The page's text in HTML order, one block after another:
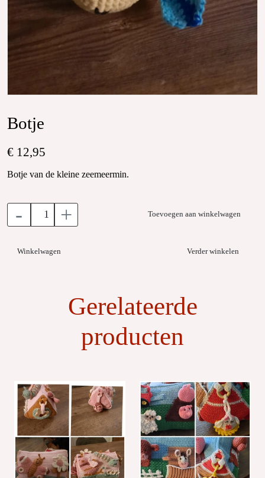
Botje
€ 12,95
Botje van de kleine zeemeermin.
- + Toevoegen aan winkelwagen
Winkelwagen Verder winkelen
Gerelateerde
producten